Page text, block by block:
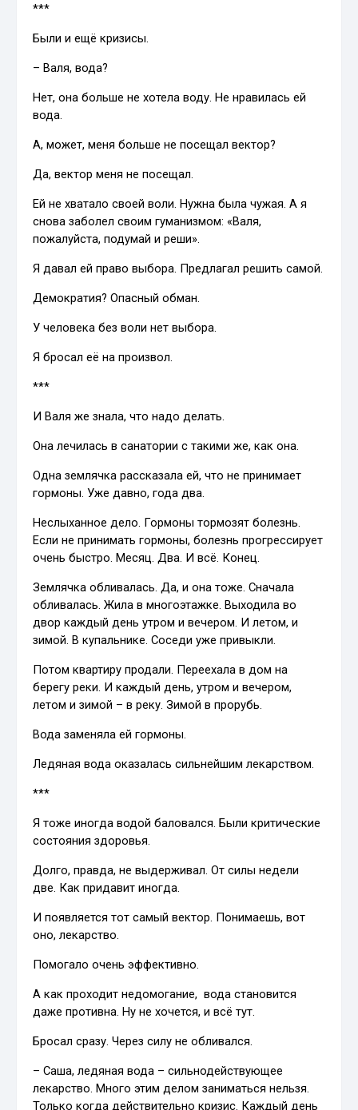
***
Были и ещё кризисы.
– Валя, вода?
Нет, она больше не хотела воду. Не нравилась ей
вода.
А, может, меня больше не посещал вектор?
Да, вектор меня не посещал.
Ей не хватало своей воли. Нужна была чужая. А я
снова заболел своим гуманизмом: «Валя,
пожалуйста, подумай и реши».
Я давал ей право выбора. Предлагал решить самой.
Демократия? Опасный обман.
У человека без воли нет выбора.
Я бросал её на произвол.
***
И Валя же знала, что надо делать.
Она лечилась в санатории с такими же, как она.
Одна землячка рассказала ей, что не принимает
гормоны. Уже давно, года два.
Неслыханное дело. Гормоны тормозят болезнь.
Если не принимать гормоны, болезнь прогрессирует
очень быстро. Месяц. Два. И всё. Конец.
Землячка обливалась. Да, и она тоже. Сначала
обливалась. Жила в многоэтажке. Выходила во
двор каждый день утром и вечером. И летом, и
зимой. В купальнике. Соседи уже привыкли.
Потом квартиру продали. Переехала в дом на
берегу реки. И каждый день, утром и вечером,
летом и зимой – в реку. Зимой в прорубь.
Вода заменяла ей гормоны.
Ледяная вода оказалась сильнейшим лекарством.
***
Я тоже иногда водой баловался. Были критические
состояния здоровья.
Долго, правда, не выдерживал. От силы недели
две. Как придавит иногда.
И появляется тот самый вектор. Понимаешь, вот
оно, лекарство.
Помогало очень эффективно.
А как проходит недомогание, вода становится
даже противна. Ну не хочется, и всё тут.
Бросал сразу. Через силу не обливался.
– Саша, ледяная вода – сильнодействующее
лекарство. Много этим делом заниматься нельзя.
Только когда действительно кризис. Каждый день